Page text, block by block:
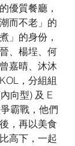
優質餐廳，
而不老」的
」的身份，
、楊埕、何
嘉晴、沐沐
，分組組
向型) 及 E
霸戰，他們
，再以美食
高下，一起